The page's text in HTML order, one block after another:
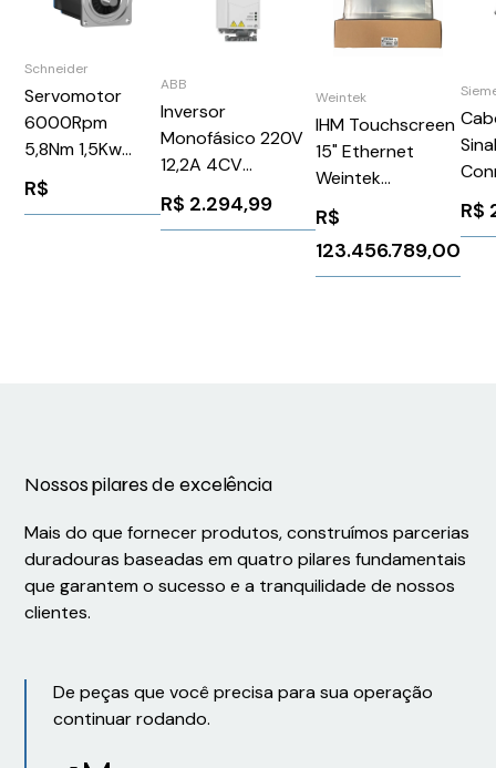
Schneider
Servomotor
6000Rpm
5,8Nm 1,5Kw
Ip65Schneider
BSH1002T32A2A
R$
ABB
Inversor
Monofásico 220V
12,2A 4CV
ACS380040S12A21
ABB 1267379
R$ 2.294,99
Weintek
IHM Touchscreen
15" Ethernet
Weintek
MT8150iE
R$
123.456.789,00
R$
Nossos pilares de excelência
Mais do que fornecer produtos, construímos parcerias
duradouras baseadas em quatro pilares fundamentais
que garantem o sucesso e a tranquilidade de nossos
clientes.
De peças que você precisa para sua operação
continuar rodando.